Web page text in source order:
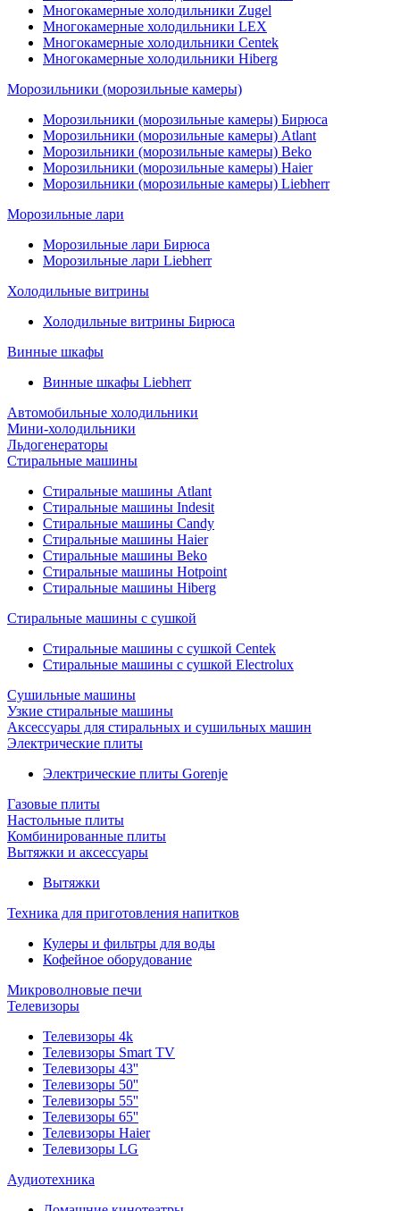
Многокамерные холодильники Zugel
Многокамерные холодильники LEX
Многокамерные холодильники Centek
Многокамерные холодильники Hiberg
Морозильники (морозильные камеры)
Морозильники (морозильные камеры) Бирюса
Морозильники (морозильные камеры) Atlant
Морозильники (морозильные камеры) Beko
Морозильники (морозильные камеры) Haier
Морозильники (морозильные камеры) Liebherr
Морозильные лари
Морозильные лари Бирюса
Морозильные лари Liebherr
Холодильные витрины
Холодильные витрины Бирюса
Винные шкафы
Винные шкафы Liebherr
Автомобильные холодильники
Мини-холодильники
Льдогенераторы
Стиральные машины
Стиральные машины Atlant
Стиральные машины Indesit
Стиральные машины Candy
Стиральные машины Haier
Стиральные машины Beko
Стиральные машины Hotpoint
Стиральные машины Hiberg
Стиральные машины с сушкой
Стиральные машины с сушкой Centek
Стиральные машины с сушкой Electrolux
Сушильные машины
Узкие стиральные машины
Аксессуары для стиральных и сушильных машин
Электрические плиты
Электрические плиты Gorenje
Газовые плиты
Настольные плиты
Комбинированные плиты
Вытяжки и аксессуары
Вытяжки
Техника для приготовления напитков
Кулеры и фильтры для воды
Кофейное оборудование
Микроволновые печи
Телевизоры
Телевизоры 4k
Телевизоры Smart TV
Телевизоры 43''
Телевизоры 50''
Телевизоры 55''
Телевизоры 65''
Телевизоры Haier
Телевизоры LG
Аудиотехника